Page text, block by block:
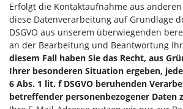
Erfolgt die Kontaktaufnahme aus
diese Datenverarbeitung auf Grundlage
DSGVO aus unserem überwiegenden
an der Bearbeitung und Beantwortung
diesem Fall haben Sie das Recht, aus
Ihrer besonderen Situation ergeben,
6 Abs. 1 lit. f DSGVO beruhenden
betreffender personenbezogener Daten